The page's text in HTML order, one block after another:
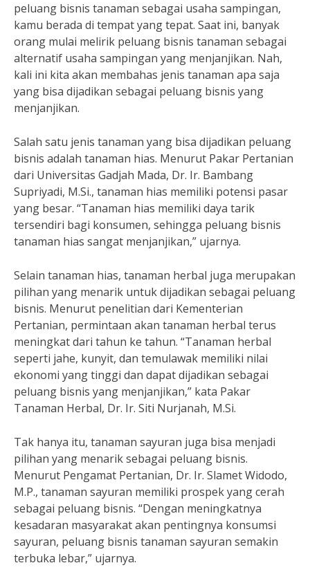
peluang bisnis tanaman sebagai usaha sampingan,
kamu berada di tempat yang tepat. Saat ini, banyak
orang mulai melirik peluang bisnis tanaman sebagai
alternatif usaha sampingan yang menjanjikan. Nah,
kali ini kita akan membahas jenis tanaman apa saja
yang bisa dijadikan sebagai peluang bisnis yang
menjanjikan.
Salah satu jenis tanaman yang bisa dijadikan peluang
bisnis adalah tanaman hias. Menurut Pakar Pertanian
dari Universitas Gadjah Mada, Dr. Ir. Bambang
Supriyadi, M.Si., tanaman hias memiliki potensi pasar
yang besar. “Tanaman hias memiliki daya tarik
tersendiri bagi konsumen, sehingga peluang bisnis
tanaman hias sangat menjanjikan,” ujarnya.
Selain tanaman hias, tanaman herbal juga merupakan
pilihan yang menarik untuk dijadikan sebagai peluang
bisnis. Menurut penelitian dari Kementerian
Pertanian, permintaan akan tanaman herbal terus
meningkat dari tahun ke tahun. “Tanaman herbal
seperti jahe, kunyit, dan temulawak memiliki nilai
ekonomi yang tinggi dan dapat dijadikan sebagai
peluang bisnis yang menjanjikan,” kata Pakar
Tanaman Herbal, Dr. Ir. Siti Nurjanah, M.Si.
Tak hanya itu, tanaman sayuran juga bisa menjadi
pilihan yang menarik sebagai peluang bisnis.
Menurut Pengamat Pertanian, Dr. Ir. Slamet Widodo,
M.P., tanaman sayuran memiliki prospek yang cerah
sebagai peluang bisnis. “Dengan meningkatnya
kesadaran masyarakat akan pentingnya konsumsi
sayuran, peluang bisnis tanaman sayuran semakin
terbuka lebar,” ujarnya.